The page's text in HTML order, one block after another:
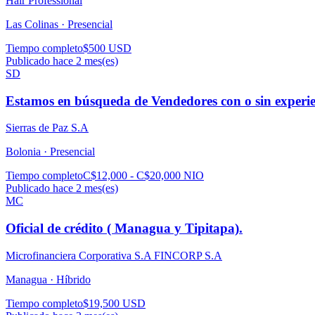
Las Colinas · Presencial
Tiempo completo$500 USD
Publicado hace 2 mes(es)
SD
Estamos en búsqueda de Vendedores con o sin
Sierras de Paz S.A
Bolonia · Presencial
Tiempo completoC$12,000 - C$20,000 NIO
Publicado hace 2 mes(es)
MC
Oficial de crédito ( Managua y Tipitapa).
Microfinanciera Corporativa S.A FINCORP S.A
Managua · Híbrido
Tiempo completo$19,500 USD